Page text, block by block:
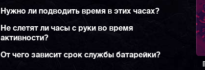
Нужно ли подводить время в этих часах?
Не слетят ли часы с руки во время
активности?
От чего зависит срок службы батарейки?